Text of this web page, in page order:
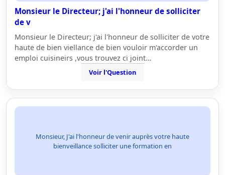
Monsieur le Directeur; j'ai l'honneur de solliciter
de v
Monsieur le Directeur; j'ai l'honneur de solliciter de votre
haute de bien viellance de bien vouloir m'accorder un
emploi cuisineirs ,vous trouvez ci joint…
Voir l'Question
Monsieur, J'ai l'honneur de venir auprès votre haute
bienveillance solliciter une formation en